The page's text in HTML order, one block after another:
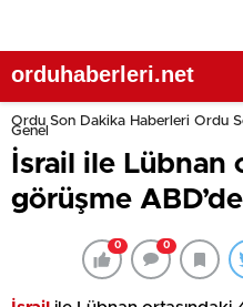
orduhaberleri.net
Ordu Son Dakika Haberleri Ordu
Genel
İsrail ile Lübnan
görüşme ABD’de
0 0